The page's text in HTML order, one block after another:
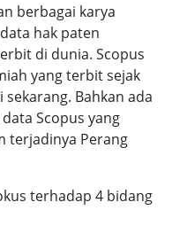
berbagai karya
hak paten
di dunia. Scopus
yang terbit sejak
Bahkan ada
Scopus yang
terjadinya Perang
terhadap 4 bidang